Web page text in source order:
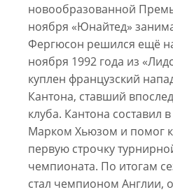
новообразованной
ноября «Юнайтед»
Фергюсон решился ещё
ноября 1992 года из
куплен французский
Кантона, ставший
клуба. Кантона составил
Марком Хьюзом и помог
первую строчку
чемпионата. По итогам
стал чемпионом Англии,